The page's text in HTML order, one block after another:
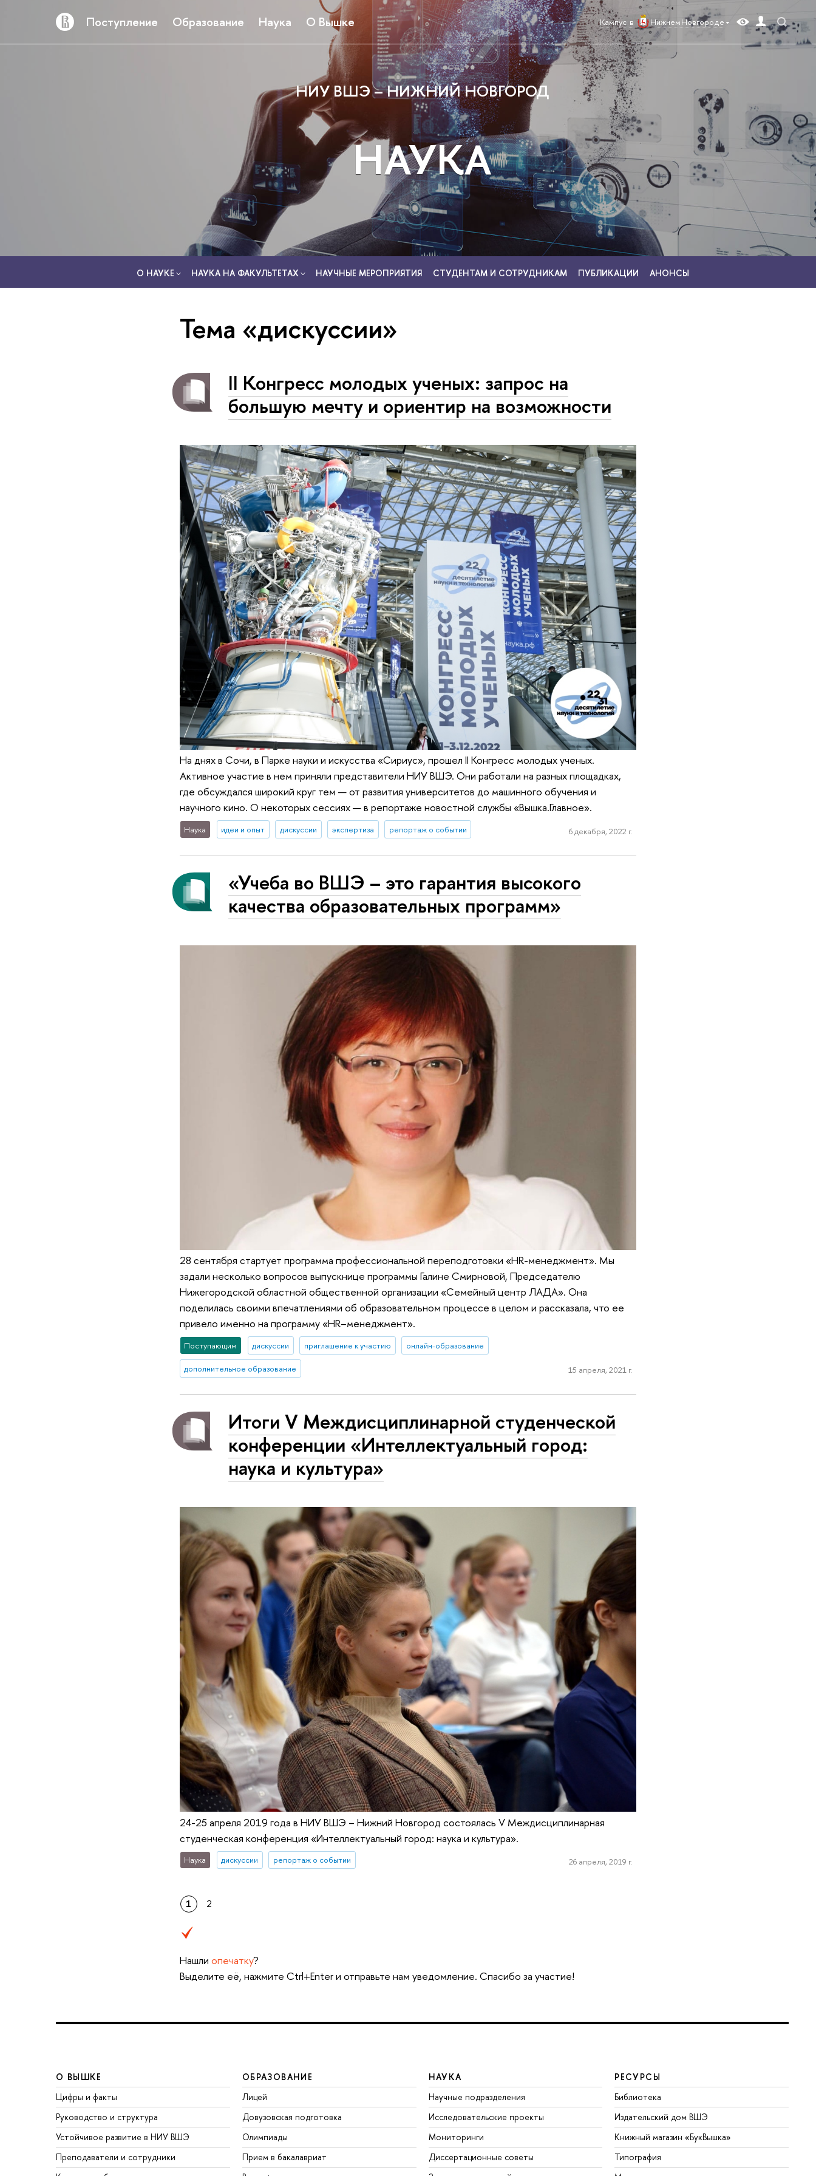
Поступление Образование Наука О Вышке Кампус в Нижнем Новгороде
НИУ ВШЭ – НИЖНИЙ НОВГОРОД
НАУКА
О НАУКЕ НАУКА НА ФАКУЛЬТЕТАХ НАУЧНЫЕ МЕРОПРИЯТИЯ СТУДЕНТАМ И СОТРУДНИКАМ ПУБЛИКАЦИИ АНОНСЫ
Тема «дискуссии»
II Конгресс молодых ученых: запрос на
большую мечту и ориентир на возможности
На днях в Сочи, в Парке науки и искусства «Сириус», прошел II Конгресс молодых ученых.
Активное участие в нем приняли представители НИУ ВШЭ. Они работали на разных площадках,
где обсуждался широкий круг тем — от развития университетов до машинного обучения и
научного кино. О некоторых сессиях — в репортаже новостной службы «Вышка.Главное».
Наука идеи и опыт дискуссии экспертиза репортаж о событии 6 декабря, 2022 г.
«Учеба во ВШЭ – это гарантия высокого
качества образовательных программ»
28 сентября стартует программа профессиональной переподготовки «HR-менеджмент». Мы
задали несколько вопросов выпускнице программы Галине Смирновой, Председателю​
Нижегородской областной общественной организации​ «Семейный центр ЛАДА»​. Она
поделилась своими впечатлениями об образовательном процессе в целом и рассказала, что ее
привело именно на программу «HR–менеджмент».
Поступающим дискуссии приглашение к участию онлайн-образование
дополнительное образование 15 апреля, 2021 г.
Итоги V Междисциплинарной студенческой
конференции «Интеллектуальный город:
наука и культура»
24-25 апреля 2019 года в НИУ ВШЭ – Нижний Новгород состоялась V Междисциплинарная
студенческая конференция «Интеллектуальный город: наука и культура».
Наука дискуссии репортаж о событии 26 апреля, 2019 г.
1 2
Нашли опечатку?
Выделите её, нажмите Ctrl+Enter и отправьте нам уведомление. Спасибо за участие!
О ВЫШКЕ
Цифры и факты
Руководство и структура
Устойчивое развитие в НИУ ВШЭ
Преподаватели и сотрудники
ОБРАЗОВАНИЕ
Лицей
Довузовская подготовка
Олимпиады
Прием в бакалавриат
НАУКА
Научные подразделения
Исследовательские проекты
Мониторинги
Диссертационные советы
РЕСУРСЫ
Библиотека
Издательский дом ВШЭ
Книжный магазин «БукВышка»
Типография